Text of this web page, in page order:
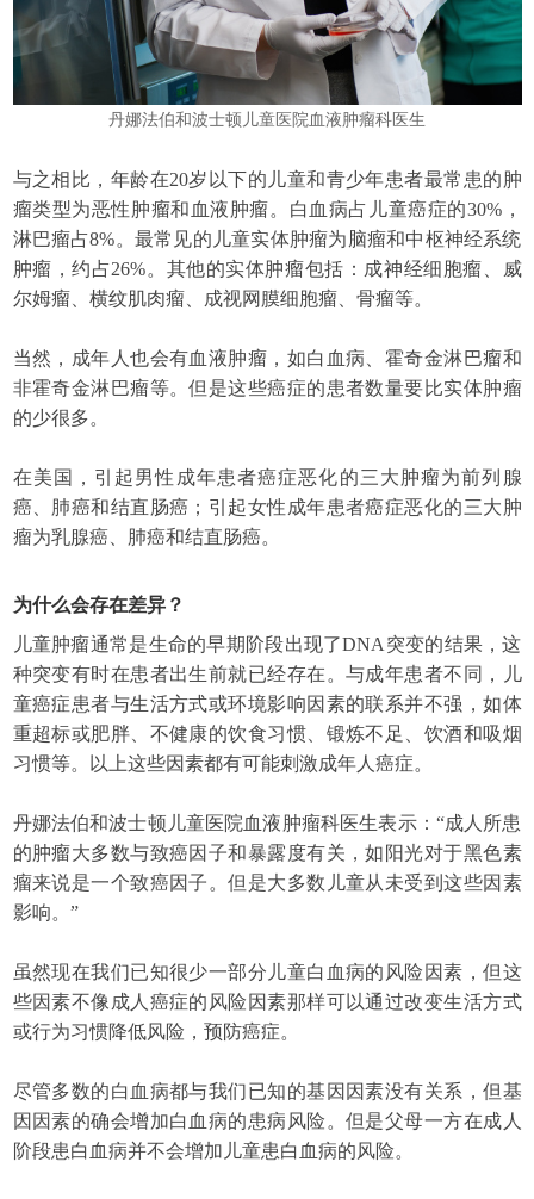
丹娜法伯和波士顿儿童医院血液肿瘤科医生
与之相比，年龄在20岁以下的儿童和青少年患者最常患的肿
瘤类型为恶性肿瘤和血液肿瘤。白血病占儿童癌症的30%，
淋巴瘤占8%。最常见的儿童实体肿瘤为脑瘤和中枢神经系统
肿瘤，约占26%。其他的实体肿瘤包括：成神经细胞瘤、威
尔姆瘤、横纹肌肉瘤、成视网膜细胞瘤、骨瘤等。
当然，成年人也会有血液肿瘤，如白血病、霍奇金淋巴瘤和
非霍奇金淋巴瘤等。但是这些癌症的患者数量要比实体肿瘤
的少很多。
在美国，引起男性成年患者癌症恶化的三大肿瘤为前列腺
癌、肺癌和结直肠癌；引起女性成年患者癌症恶化的三大肿
瘤为乳腺癌、肺癌和结直肠癌。
为什么会存在差异？
儿童肿瘤通常是生命的早期阶段出现了DNA突变的结果，这
种突变有时在患者出生前就已经存在。与成年患者不同，儿
童癌症患者与生活方式或环境影响因素的联系并不强，如体
重超标或肥胖、不健康的饮食习惯、锻炼不足、饮酒和吸烟
习惯等。以上这些因素都有可能刺激成年人癌症。
丹娜法伯和波士顿儿童医院血液肿瘤科医生表示：“成人所患
的肿瘤大多数与致癌因子和暴露度有关，如阳光对于黑色素
瘤来说是一个致癌因子。但是大多数儿童从未受到这些因素
影响。”
虽然现在我们已知很少一部分儿童白血病的风险因素，但这
些因素不像成人癌症的风险因素那样可以通过改变生活方式
或行为习惯降低风险，预防癌症。
尽管多数的白血病都与我们已知的基因因素没有关系，但基
因因素的确会增加白血病的患病风险。但是父母一方在成人
阶段患白血病并不会增加儿童患白血病的风险。